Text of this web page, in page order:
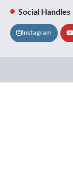
Social Handles
Instagram